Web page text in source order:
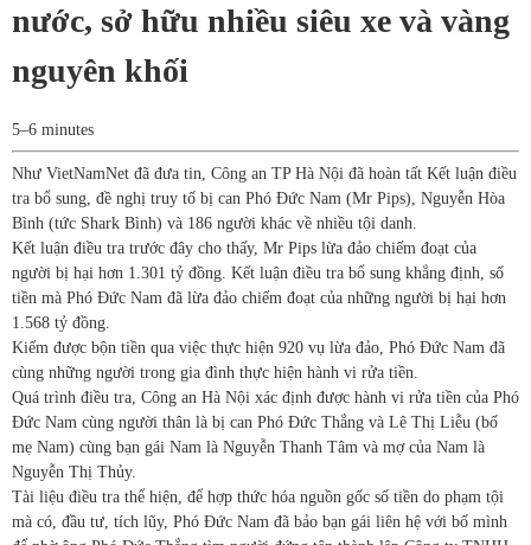
nước, sở hữu nhiều siêu xe và vàng
nguyên khối
5–6 minutes
Như VietNamNet đã đưa tin, Công an TP Hà Nội đã hoàn tất Kết luận điều
tra bổ sung, đề nghị truy tố bị can Phó Đức Nam (Mr Pips), Nguyễn Hòa
Bình (tức Shark Bình) và 186 người khác về nhiều tội danh.
Kết luận điều tra trước đây cho thấy, Mr Pips lừa đảo chiếm đoạt của
người bị hại hơn 1.301 tỷ đồng. Kết luận điều tra bổ sung khẳng định, số
tiền mà Phó Đức Nam đã lừa đảo chiếm đoạt của những người bị hại hơn
1.568 tỷ đồng.
Kiếm được bộn tiền qua việc thực hiện 920 vụ lừa đảo, Phó Đức Nam đã
cùng những người trong gia đình thực hiện hành vi rửa tiền.
Quá trình điều tra, Công an Hà Nội xác định được hành vi rửa tiền của Phó
Đức Nam cùng người thân là bị can Phó Đức Thắng và Lê Thị Liễu (bố
mẹ Nam) cùng bạn gái Nam là Nguyễn Thanh Tâm và mợ của Nam là
Nguyễn Thị Thủy.
Tài liệu điều tra thể hiện, để hợp thức hóa nguồn gốc số tiền do phạm tội
mà có, đầu tư, tích lũy, Phó Đức Nam đã bảo bạn gái liên hệ với bố mình